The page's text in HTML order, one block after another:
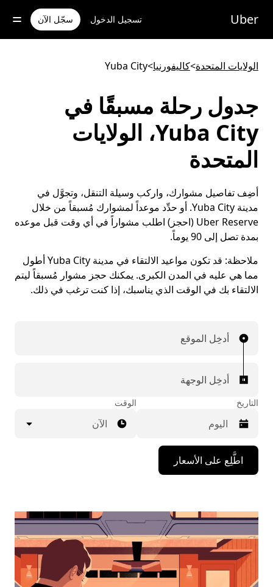
للوصول
المحتوى
Uber تسجيل الدخول سجّل الآن
الولايات المتحدة>كاليفورنيا>
Yuba City
جدول رحلة مسبقًا في
Yuba City، الولايات
المتحدة
أضِف تفاصيل مشوارك، واركب وسيلة التنقل، وتجوَّل في
مدينة Yuba City. أو حدِّد موعداً لمشوارك مُسبقاً من خلال
Uber Reserve (احجز) اطلب مشواراً في أي وقت قبل موعده
بمدة تصل إلى 90 يوماً.
ملاحظة:
قد تكون مواعيد الالتقاء في مدينة Yuba City أطول
مما هي عليه في المدن الكبرى. يمكنك حجز مشوار مُسبقاً ليتم
الالتقاء بك في الوقت الذي يناسبك، إذا كنت ترغب في ذلك.
أدخِل الموقع
أدخِل الوجهة
التاريخ
اضغط
على
مفتاح
للأسفل
لاستخدام
التقويم
التاريخ.
اضغط
على
الوقت
الآن
اطَّلِع على الأسعار